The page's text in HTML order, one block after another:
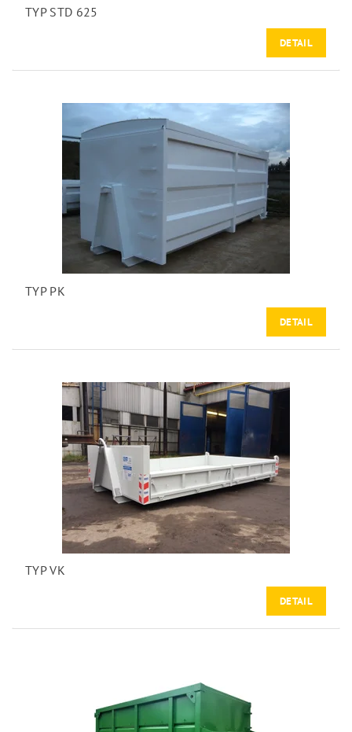
TYP STD 625
DETAIL
TYP PK
DETAIL
TYP VK
DETAIL